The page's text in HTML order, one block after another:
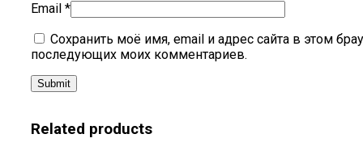
Email *
Сохранить моё имя, email и адрес сайта в этом
последующих моих комментариев.
Related products